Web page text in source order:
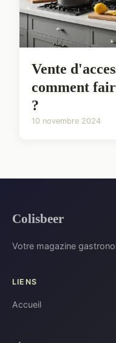
Vente
comment
?
10 novembre 2024
Colisbeer
Votre magazine
LIENS
Accueil